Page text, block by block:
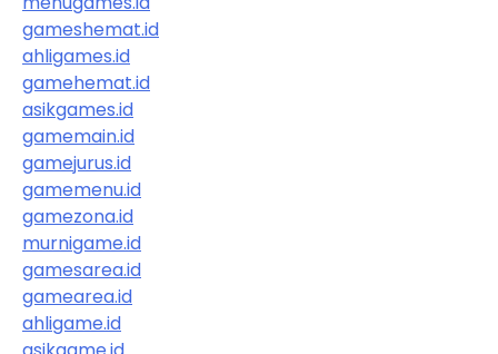
gameshemat.id
ahligames.id
gamehemat.id
asikgames.id
gamemain.id
gamejurus.id
gamemenu.id
gamezona.id
murnigame.id
gamesarea.id
gamearea.id
ahligame.id